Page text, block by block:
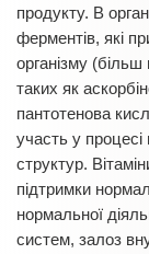
продукту. В
ферментів, які
організму (більш
таких як
пантотенова
участь у
структур.
підтримки
нормальної
систем, залоз